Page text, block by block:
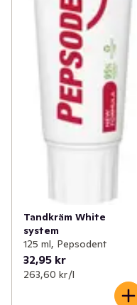
Tandkräm White
system
125 ml, Pepsodent
32,95 kr
263,60 kr /l